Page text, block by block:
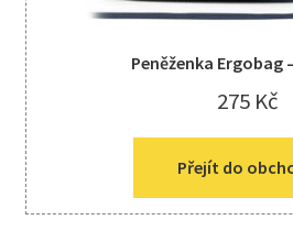
Peněženka
275 Kč
Přejít do